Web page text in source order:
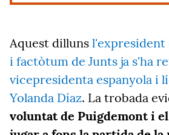
Aquest dilluns l'expresident
i factòtum de Junts ja s'ha
vicepresidenta espanyola i
Yolanda Díaz. La trobada
voluntat de Puigdemont i